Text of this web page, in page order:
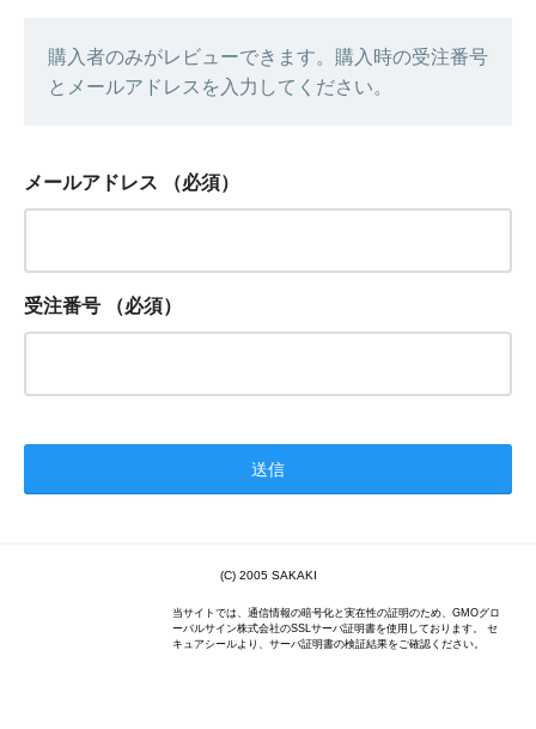
購入者のみがレビューできます。購入時の受注番号
とメールアドレスを入力してください。
メールアドレス （必須）
受注番号 （必須）
(C) 2005 SAKAKI
当サイトでは、通信情報の暗号化と実在性の証明のため、GMOグロ
ーバルサイン株式会社のSSLサーバ証明書を使用しております。 セ
キュアシールより、サーバ証明書の検証結果をご確認ください。